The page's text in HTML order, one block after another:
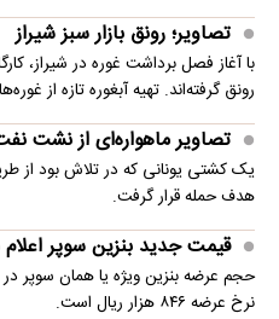
تصاویر؛ رونق بازار سبز شیراز
با آغاز فصل برداشت غوره در شیراز،
رونق گرفته‌اند. تهیه آبغوره تازه از
تصاویر ماهواره‌ای از نشت
یک کشتی یونانی که در تلاش بود از
هدف حمله قرار گرفت.
قیمت جدید بنزین سوپر
نرخ عرضه ۸۴۶ هزار ریال است.